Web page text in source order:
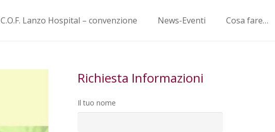
C.O.F. Lanzo Hospital – convenzione News-Eventi Cosa fare…
Richiesta Informazioni
Il tuo nome